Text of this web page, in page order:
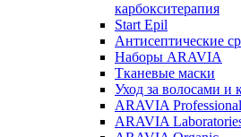
карбокситерапия
Start Epil
Антисептические
Наборы ARAVIA
Тканевые маски
Уход за волосами и
ARAVIA
ARAVIA